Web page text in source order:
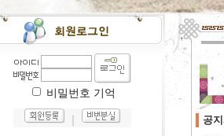
비밀번호 기억
공